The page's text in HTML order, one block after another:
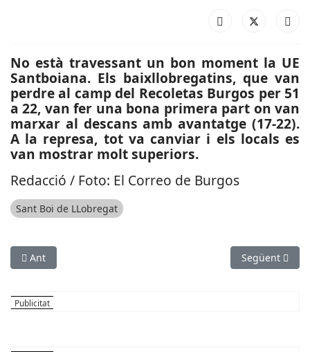
No està travessant un bon moment la UE
Santboiana. Els baixllobregatins, que van
perdre al camp del Recoletas Burgos per 51
a 22, van fer una bona primera part on van
marxar al descans amb avantatge (17-22).
A la represa, tot va canviar i els locals es
van mostrar molt superiors.
Redacció / Foto: El Correo de Burgos
Sant Boi de LLobregat
Article anterior: ESPORTS (BÀSQUET, LLIGA EBA):
Ant Article
Següent